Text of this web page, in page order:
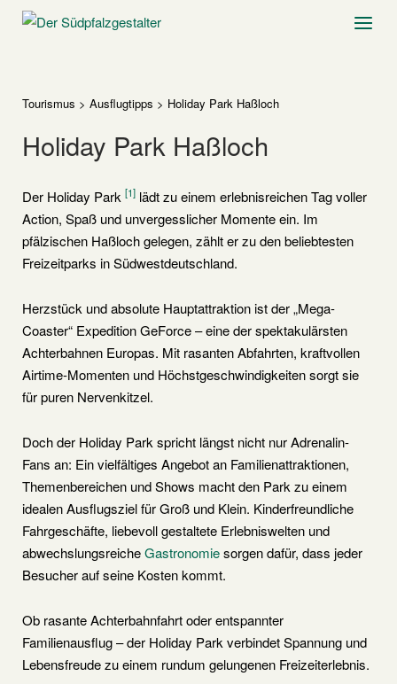
SkipHome Menu
Tourismus > Ausflugtipps > Holiday Park Haßloch
Holiday Park Haßloch
Der Holiday Park [1] lädt zu einem erlebnisreichen Tag voller
Action, Spaß und unvergesslicher Momente ein. Im
pfälzischen Haßloch gelegen, zählt er zu den beliebtesten
Freizeitparks in Südwestdeutschland.
Herzstück und absolute Hauptattraktion ist der „Mega-
Coaster“ Expedition GeForce – eine der spektakulärsten
Achterbahnen Europas. Mit rasanten Abfahrten, kraftvollen
Airtime-Momenten und Höchstgeschwindigkeiten sorgt sie
für puren Nervenkitzel.
Doch der Holiday Park spricht längst nicht nur Adrenalin-
Fans an: Ein vielfältiges Angebot an Familienattraktionen,
Themenbereichen und Shows macht den Park zu einem
idealen Ausflugsziel für Groß und Klein. Kinderfreundliche
Fahrgeschäfte, liebevoll gestaltete Erlebniswelten und
abwechslungsreicheGastronomiesorgen dafür, dass jeder
Besucher auf seine Kosten kommt.
Ob rasante Achterbahnfahrt oder entspannter
Familienausflug – der Holiday Park verbindet Spannung und
Lebensfreude zu einem rundum gelungenen Freizeiterlebnis.